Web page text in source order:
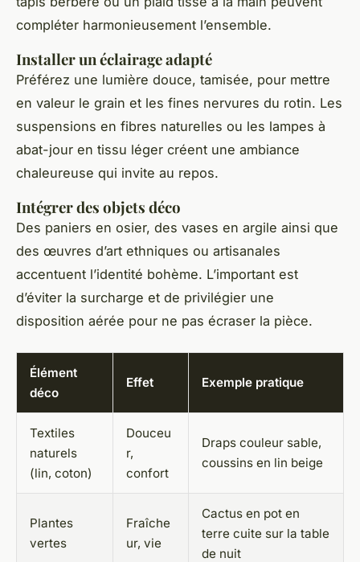
compléter harmonieusement l’ensemble.
Installer un éclairage adapté
Préférez une lumière douce, tamisée, pour mettre
en valeur le grain et les fines nervures du rotin. Les
suspensions en fibres naturelles ou les lampes à
abat-jour en tissu léger créent une ambiance
chaleureuse qui invite au repos.
Intégrer des objets déco
Des paniers en osier, des vases en argile ainsi que
des œuvres d’art ethniques ou artisanales
accentuent l’identité bohème. L’important est
d’éviter la surcharge et de privilégier une
disposition aérée pour ne pas écraser la pièce.
Élément
déco
Effet Exemple pratique
Textiles
naturels
(lin, coton)
Douceu
r,
confort
Draps couleur sable,
coussins en lin beige
Plantes
vertes
Fraîche
ur, vie
Cactus en pot en
terre cuite sur la table
de nuit